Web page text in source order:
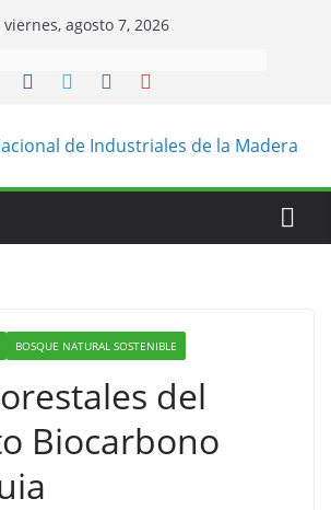
viernes, agosto 7, 2026
BOSQUE NATURAL SOSTENIBLE
del
Biocarbono